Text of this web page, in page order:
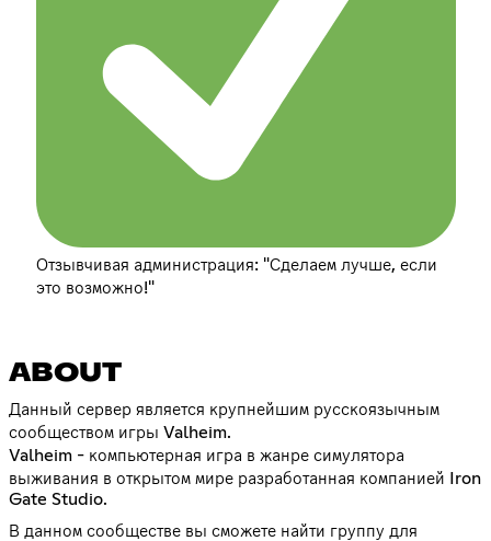
Отзывчивая администрация: "Сделаем лучше, если
это возможно!"
ABOUT
Данный сервер является крупнейшим русскоязычным
сообществом игры Valheim.
Valheim - компьютерная игра в жанре симулятора
выживания в открытом мире разработанная компанией Iron
Gate Studio.
В данном сообществе вы сможете найти группу для